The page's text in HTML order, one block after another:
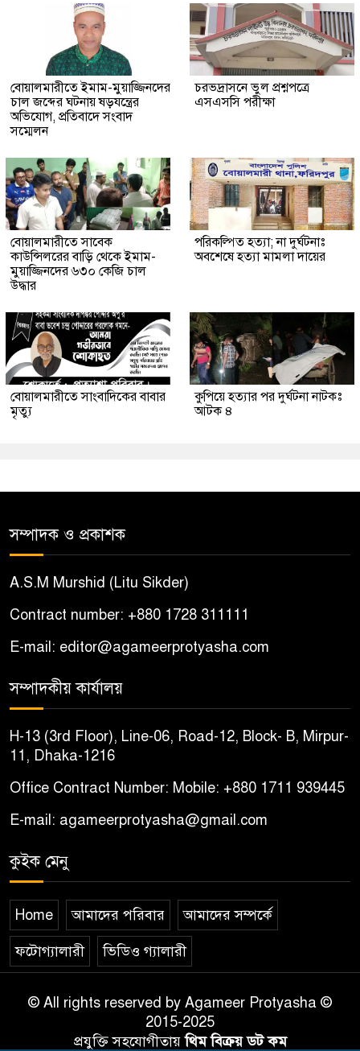
বোয়ালমারীতে ইমাম-মুয়াজ্জিনদের
চাল জব্দের ঘটনায় ষড়যন্ত্রের
অভিযোগ, প্রতিবাদে সংবাদ
সম্মেলন
চরভদ্রাসনে ভুল প্রশ্নপত্রে
এসএসসি পরীক্ষা
বোয়ালমারীতে সাবেক
কাউন্সিলরের বাড়ি থেকে ইমাম-
মুয়াজ্জিনদের ৬৩০ কেজি চাল
উদ্ধার
পরিকল্পিত হত্যা; না দুর্ঘটনাঃ
অবশেষে হত্যা মামলা দায়ের
বোয়ালমারীতে সাংবাদিকের বাবার
মৃত্যু
কুপিয়ে হত্যার পর দুর্ঘটনা নাটকঃ
আটক ৪
সম্পাদক ও প্রকাশক
A.S.M Murshid (Litu Sikder)
Contract number: +880 1728 311111
E-mail: editor@agameerprotyasha.com
সম্পাদকীয় কার্যালয়
H-13 (3rd Floor), Line-06, Road-12, Block- B, Mirpur-
11, Dhaka-1216
Office Contract Number: Mobile: +880 1711 939445
E-mail: agameerprotyasha@gmail.com
কুইক মেনু
Home আমাদের পরিবার আমাদের সম্পর্কে
ফটোগ্যালারী ভিডিও গ্যালারী
© All rights reserved by Agameer Protyasha ©
2015-2025
প্রযুক্তি সহযোগীতায়থিম বিক্রয় ডট কম